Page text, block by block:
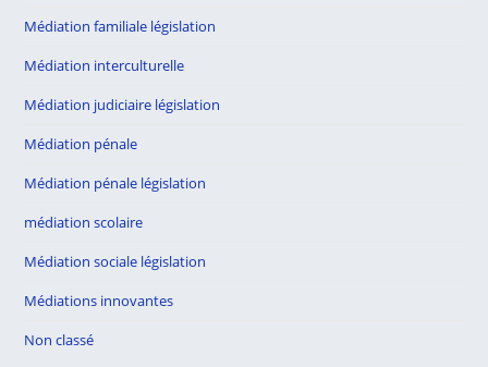
Médiation familiale législation
Médiation interculturelle
Médiation judiciaire législation
Médiation pénale
Médiation pénale législation
médiation scolaire
Médiation sociale législation
Médiations innovantes
Non classé